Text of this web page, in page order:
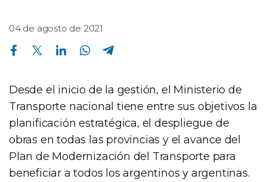
04 de agosto de 2021
Compartir en Facebook Compartir en Twitter Compartir en Linkedin Compartir en Whatsapp
Desde el inicio de la gestión, el Ministerio de
Transporte nacional tiene entre sus objetivos la
planificación estratégica, el despliegue de
obras en todas las provincias y el avance del
Plan de Modernización del Transporte para
beneficiar a todos los argentinos y argentinas.